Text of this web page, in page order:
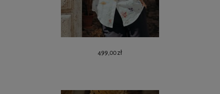
499,00 zł